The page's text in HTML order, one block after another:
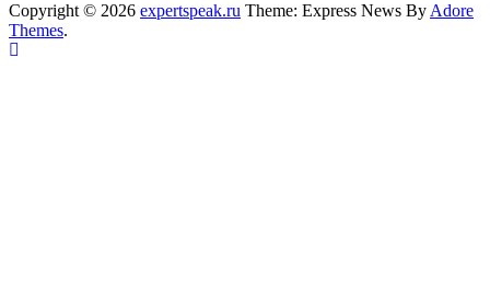
Copyright © 2026 expertspeak.ru Theme: Express News By Adore
Themes.